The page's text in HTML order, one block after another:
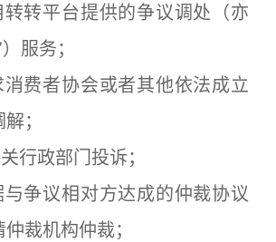
平台提供的争议调处（亦
服务；
者协会或者其他依法成立
；
政部门投诉；
议相对方达成的仲裁协议
仲裁机构仲裁；